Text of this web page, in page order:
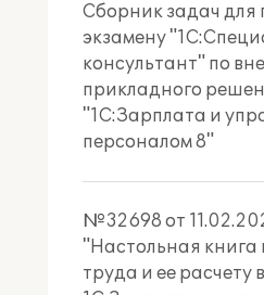
Сборник задач для
экзамену
консультант" по
прикладного
"1С:Зарплата и
персоналом 8"
№32698 от
"Настольная книга
труда и ее расчету в